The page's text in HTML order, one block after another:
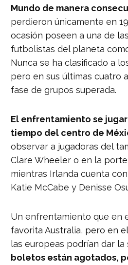
Mundo de manera
perdieron únicamente en
ocasión poseen a una de
futbolistas del planeta
Nunca se ha clasificado a
pero en sus últimas cuatro
fase de grupos superada.
El enfrentamiento se
tiempo del centro de
observar a jugadoras del
Clare Wheeler o en la
mientras Irlanda cuenta
Katie McCabe y Denisse
Un enfrentamiento que en
favorita Australia, pero en
las europeas podrían dar la
boletos están agotados,